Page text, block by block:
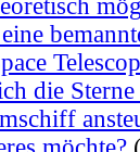
die